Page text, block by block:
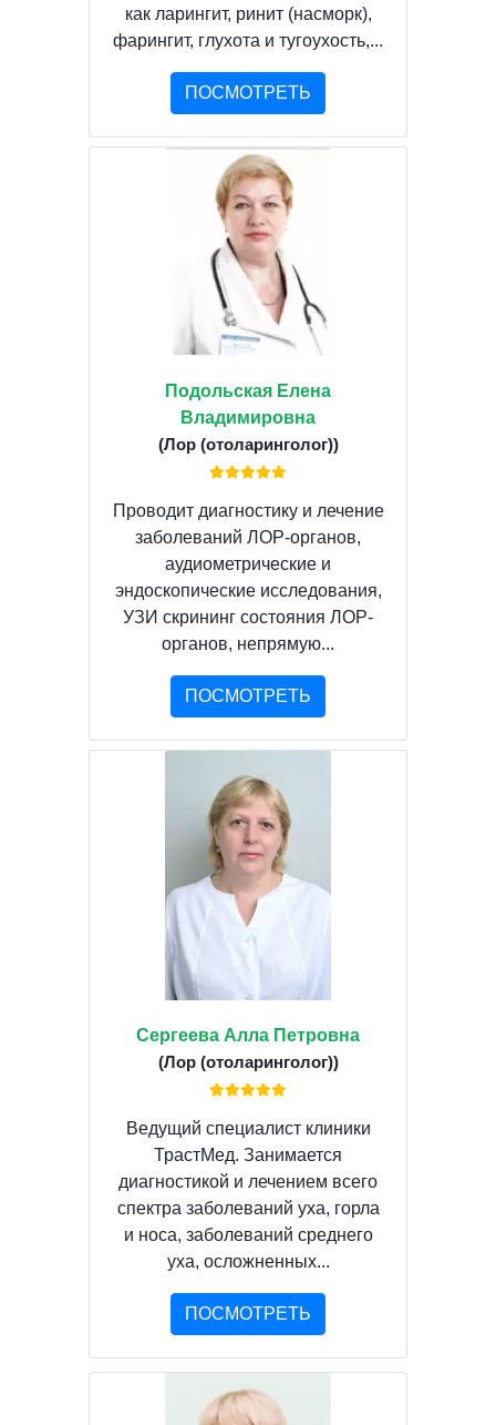
как ларингит, ринит (насморк),
фарингит, глухота и тугоухость,...
ПОСМОТРЕТЬ
Подольская Елена
Владимировна
(Лор (отоларинголог))
Проводит диагностику и лечение
заболеваний ЛОР-органов,
аудиометрические и
эндоскопические исследования,
УЗИ скрининг состояния ЛОР-
органов, непрямую...
ПОСМОТРЕТЬ
Сергеева Алла Петровна
(Лор (отоларинголог))
Ведущий специалист клиники
ТрастМед. Занимается
диагностикой и лечением всего
спектра заболеваний уха, горла
и носа, заболеваний среднего
уха, осложненных...
ПОСМОТРЕТЬ